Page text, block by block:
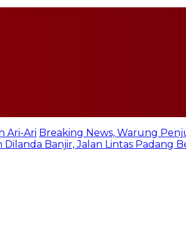
Ari-Ari Breaking News, Warung
Dilanda Banjir, Jalan Lintas